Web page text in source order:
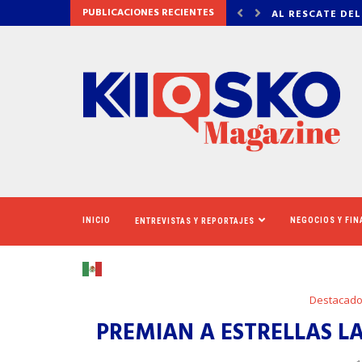
PUBLICACIONES RECIENTES
CINERAMA DOME VADHIR
INICIO ENTREVISTAS Y REPORTAJES NEGOCIOS Y
Destacado
PREMIAN A ESTRELLAS